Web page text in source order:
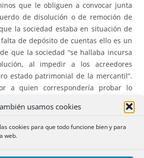
usamos cookies
cookies para que todo funcione bien y para
web.
que le obliguen a convocar junta
de disolución o de remoción de
la sociedad estaba en situación de
de depósito de cuentas ello es un
que la sociedad “se hallaba incursa
al impedir a los acreedores
estado patrimonial de la mercantil”.
a quien correspondería probar lo
en consecuencia soportar las
déficit probatorio ex artículo 217.7 de la
Civil”.